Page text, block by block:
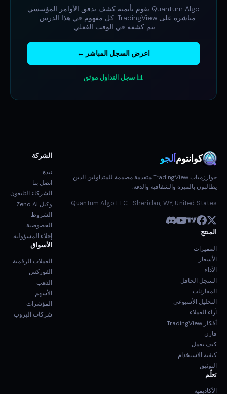
Quantum Algo يقوم بأتمتة كشف تدفق الأوامر المؤسسي
مباشرة على TradingView. كل مفهوم في هذا الدرس —
يتم كشفه في الوقت الفعلي.
اعرض السجل المباشر ←
📊 سجل التداول موثق
كوانتومألجو
خوارزميات TradingView متقدمة مصممة للمتداولين الذين
يطالبون بالميزة والشفافية والدقة.
Quantum Algo LLC · Sheridan, WY, United States
المنتج
المميزات
الأسعار
الأداء
السجل الحافل
المقارنات
التحليل الأسبوعي
آراء العملاء
أفكار TradingView
قارن
كيف يعمل
كيفية الاستخدام
التوثيق
تعلّم
الأكاديمية
الشركة
نبذة
اتصل بنا
الشركاء التابعون
وكيل Zeno AI
الشروط
الخصوصية
إخلاء المسؤولية
الأسواق
العملات الرقمية
الفوركس
الذهب
الأسهم
المؤشرات
شركات البروب